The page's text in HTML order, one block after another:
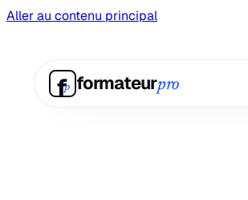
Aller au contenu principal
fp formateurpro